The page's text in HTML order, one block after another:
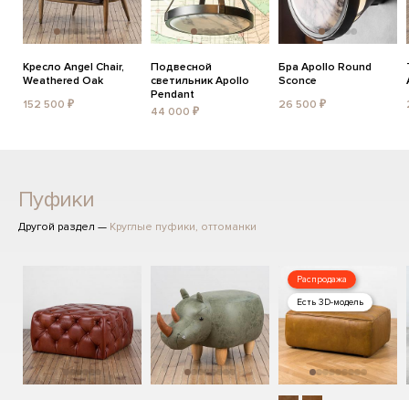
Кресло Angel Chair,
Weathered Oak
152 500 ₽
Подвесной
светильник Apollo
Pendant
44 000 ₽
Бра Apollo Round
Sconce
26 500 ₽
Пуфики
Другой раздел — Круглые пуфики, оттоманки
Распродажа
Есть 3D-модель